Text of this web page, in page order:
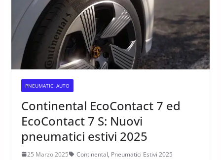
PNEUMATICI AUTO
Continental EcoContact 7 ed
EcoContact 7 S: Nuovi
pneumatici estivi 2025
25 Marzo 2025 Continental, Pneumatici Estivi 2025